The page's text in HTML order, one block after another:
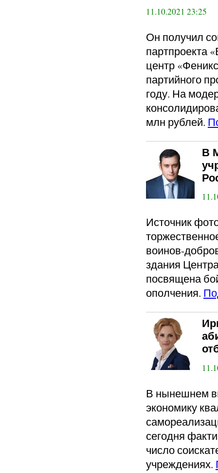
11.10.2021 23:25
Он получил
партпроекта
центр
партийного
году. На
млн рублей.
В
Источник
воинов-
здания
посвящена
ополчения.
В нынешнем
экономику
сегодня
число
учреждениях.